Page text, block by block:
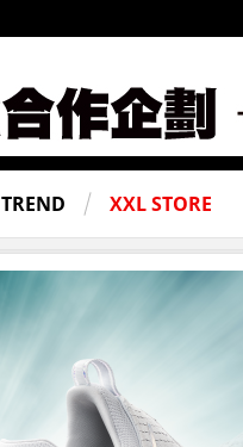
TREND XXL STORE